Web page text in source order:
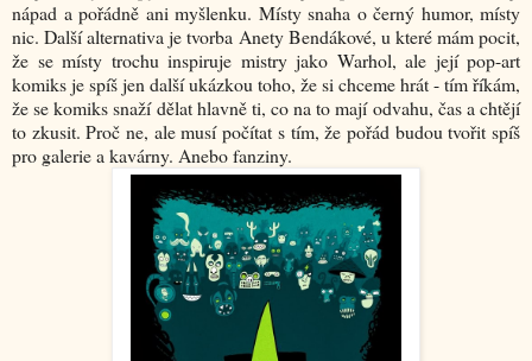
nápad a pořádně ani myšlenku. Místy snaha o černý humor, místy
nic. Další alternativa je tvorba Anety Bendákové, u které mám pocit,
že se místy trochu inspiruje mistry jako Warhol, ale její pop-art
komiks je spíš jen další ukázkou toho, že si chceme hrát - tím říkám,
že se komiks snaží dělat hlavně ti, co na to mají odvahu, čas a chtějí
to zkusit. Proč ne, ale musí počítat s tím, že pořád budou tvořit spíš
pro galerie a kavárny. Anebo fanziny.